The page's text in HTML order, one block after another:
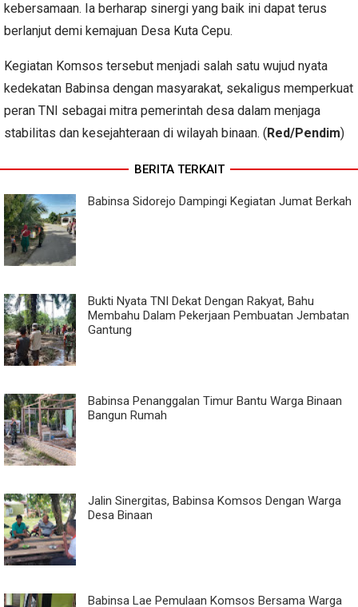
kebersamaan. Ia berharap sinergi yang baik ini dapat terus
berlanjut demi kemajuan Desa Kuta Cepu.
Kegiatan Komsos tersebut menjadi salah satu wujud nyata
kedekatan Babinsa dengan masyarakat, sekaligus memperkuat
peran TNI sebagai mitra pemerintah desa dalam menjaga
stabilitas dan kesejahteraan di wilayah binaan. ( Red/Pendim)
BERITA TERKAIT
Babinsa Sidorejo Dampingi Kegiatan Jumat Berkah
Bukti Nyata TNI Dekat Dengan Rakyat, Bahu
Membahu Dalam Pekerjaan Pembuatan Jembatan
Gantung
Babinsa Penanggalan Timur Bantu Warga Binaan
Bangun Rumah
Jalin Sinergitas, Babinsa Komsos Dengan Warga
Desa Binaan
Babinsa Lae Pemulaan Komsos Bersama Warga